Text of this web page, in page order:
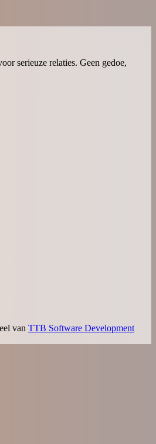
serieuze relaties. Geen gedoe,
van TTB Software Development